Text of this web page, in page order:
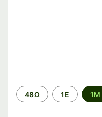
Time
period
48Ω 1Ε 1M